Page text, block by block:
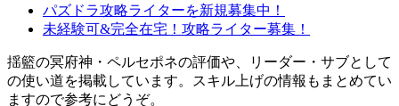
パズドラ攻略ライターを新規募集中！
未経験可&完全在宅！攻略ライター募集！
揺籃の冥府神・ペルセポネの評価や、リーダー・サブとして
の使い道を掲載しています。スキル上げの情報もまとめてい
ますので参考にどうぞ。